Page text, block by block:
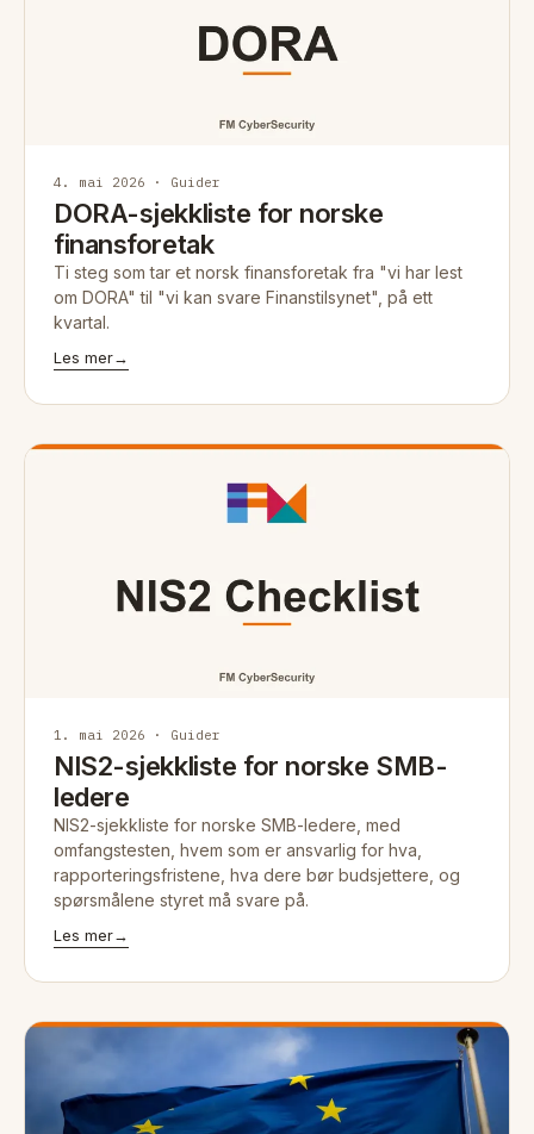
4. mai 2026 · Guider
DORA-sjekkliste for norske
finansforetak
Ti steg som tar et norsk finansforetak fra "vi har lest
om DORA" til "vi kan svare Finanstilsynet", på ett
kvartal.
Les mer→
1. mai 2026 · Guider
NIS2-sjekkliste for norske SMB-
ledere
NIS2-sjekkliste for norske SMB-ledere, med
omfangstesten, hvem som er ansvarlig for hva,
rapporteringsfristene, hva dere bør budsjettere, og
spørsmålene styret må svare på.
Les mer→